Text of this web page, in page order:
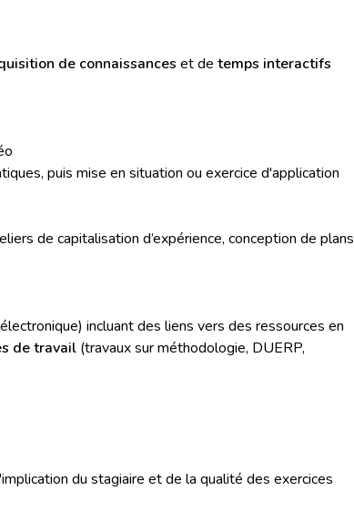
de connaissances et de temps interactifs
puis mise en situation ou exercice d'application
de capitalisation d’expérience, conception de plans
incluant des liens vers des ressources en
de travail (travaux sur méthodologie, DUERP,
du stagiaire et de la qualité des exercices